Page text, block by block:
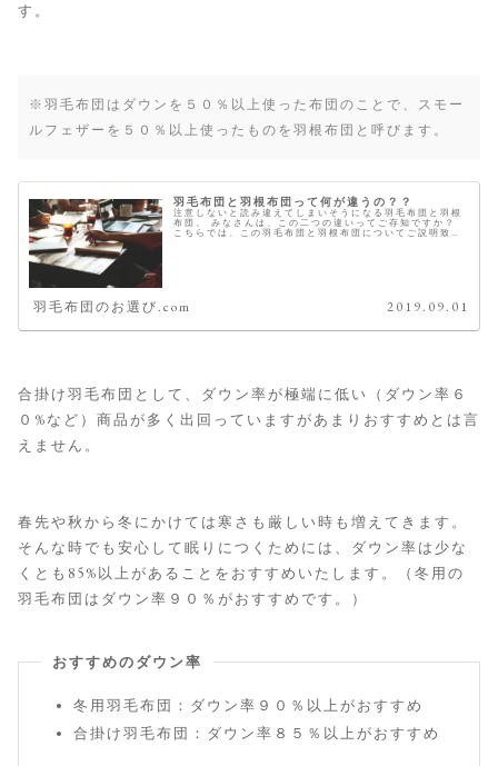
す。
※羽毛布団はダウンを５０％以上使った布団のことで、スモー
ルフェザーを５０％以上使ったものを羽根布団と呼びます。
羽毛布団と羽根布団って何が違うの？？
注意しないと読み違えてしまいそうになる羽毛布団と羽根
布団。 みなさんは、この二つの違いってご存知ですか？
こちらでは、この羽毛布団と羽根布団についてご説明致し
羽毛布団のお選び.com 2019.09.01
合掛け羽毛布団として、ダウン率が極端に低い（ダウン率６
０%など）商品が多く出回っていますがあまりおすすめとは言
えません。
春先や秋から冬にかけては寒さも厳しい時も増えてきます。
そんな時でも安心して眠りにつくためには、ダウン率は少な
くとも85%以上があることをおすすめいたします。（冬用の
羽毛布団はダウン率９０％がおすすめです。）
おすすめのダウン率
冬用羽毛布団：ダウン率９０％以上がおすすめ
合掛け羽毛布団：ダウン率８５％以上がおすすめ